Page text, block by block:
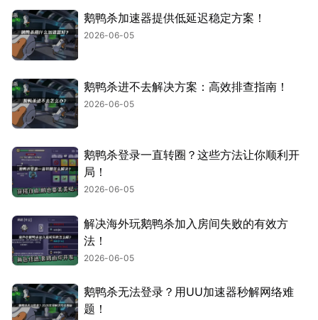
鹅鸭杀加速器提供低延迟稳定方案！
2026-06-05
鹅鸭杀进不去解决方案：高效排查指南！
2026-06-05
鹅鸭杀登录一直转圈？这些方法让你顺利开
局！
2026-06-05
解决海外玩鹅鸭杀加入房间失败的有效方
法！
2026-06-05
鹅鸭杀无法登录？用UU加速器秒解网络难
题！